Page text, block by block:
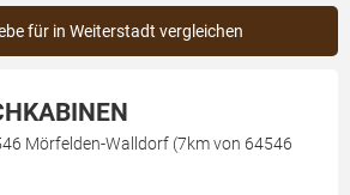
für in Weiterstadt vergleichen
Mörfelden-Walldorf (7km von 64546